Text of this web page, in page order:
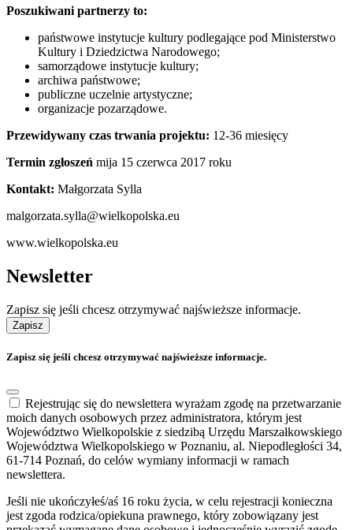
Poszukiwani partnerzy to:
państwowe instytucje kultury podlegające pod Ministerstwo
Kultury i Dziedzictwa Narodowego;
samorządowe instytucje kultury;
archiwa państwowe;
publiczne uczelnie artystyczne;
organizacje pozarządowe.
Przewidywany czas trwania projektu: 12-36 miesięcy
Termin zgłoszeń mija 15 czerwca 2017 roku
Kontakt: Małgorzata Sylla
malgorzata.sylla@wielkopolska.eu
www.wielkopolska.eu
Newsletter
Zapisz się jeśli chcesz otrzymywać najświeższe informacje.
Zapisz
Zapisz się jeśli chcesz otrzymywać najświeższe informacje.
Rejestrując się do newslettera wyrażam zgodę na przetwarzanie
moich danych osobowych przez administratora, którym jest
Województwo Wielkopolskie z siedzibą Urzędu Marszałkowskiego
Województwa Wielkopolskiego w Poznaniu, al. Niepodległości 34,
61-714 Poznań, do celów wymiany informacji w ramach
newslettera.
Jeśli nie ukończyłeś/aś 16 roku życia, w celu rejestracji konieczna
jest zgoda rodzica/opiekuna prawnego, który zobowiązany jest